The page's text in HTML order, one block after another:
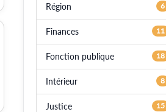
Région
6
Finances 11
Fonction publique 18
Intérieur 8
Justice 15